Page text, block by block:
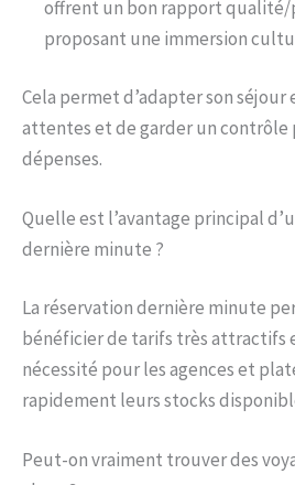
offrent un bon rapport
proposant une immersion
Cela permet d’adapter son séjour
attentes et de garder un contrôle
dépenses.
Quelle est l’avantage principal
dernière minute ?
La réservation dernière minute
bénéficier de tarifs très attractifs
nécessité pour les agences et
rapidement leurs stocks
Peut-on vraiment trouver des